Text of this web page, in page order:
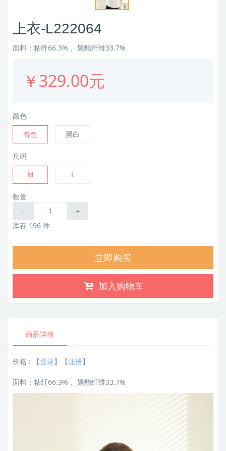
上衣-L222064
面料：粘纤66.3%， 聚酯纤维33.7%
￥329.00元
颜色
杏色
黑白
尺码
M
L
数量
- +
库存 196 件
立即购买
加入购物车
商品详情
价格 : 【登录】【注册】
面料：粘纤66.3%， 聚酯纤维33.7%